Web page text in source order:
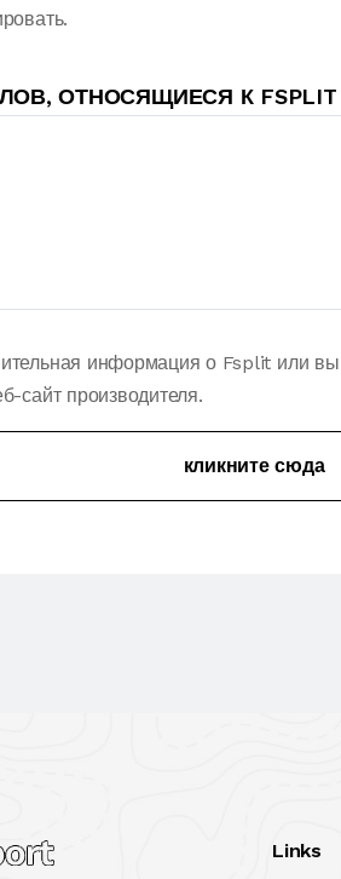
ОТНОСЯЩИЕСЯ К FSPLIT
информация о Fsplit или вы
сайт производителя.
кликните сюда
Links